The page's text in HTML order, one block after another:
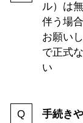
ル）は
伴う場
お願い
で正式
い
手続き